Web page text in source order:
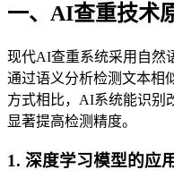
一、AI查重技术
现代AI查重系统采用自然
通过语义分析检测文本相
方式相比，AI系统能识别
显著提高检测精度。
1. 深度学习模型的应